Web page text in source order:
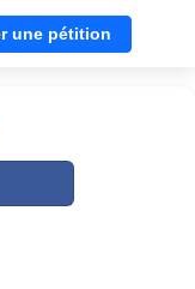
une pétition